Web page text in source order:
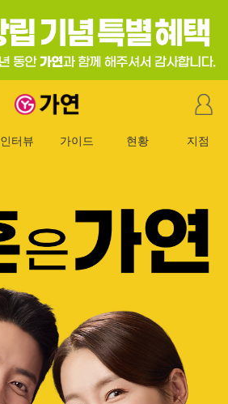
가연 결혼정보회사
마
이
이
인터뷰 가이드 현황 지점